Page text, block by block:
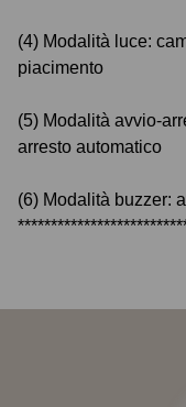
(4) Modalità luce:
piacimento
(5) Modalità avvio-
arresto automatico
(6) Modalità buzzer: